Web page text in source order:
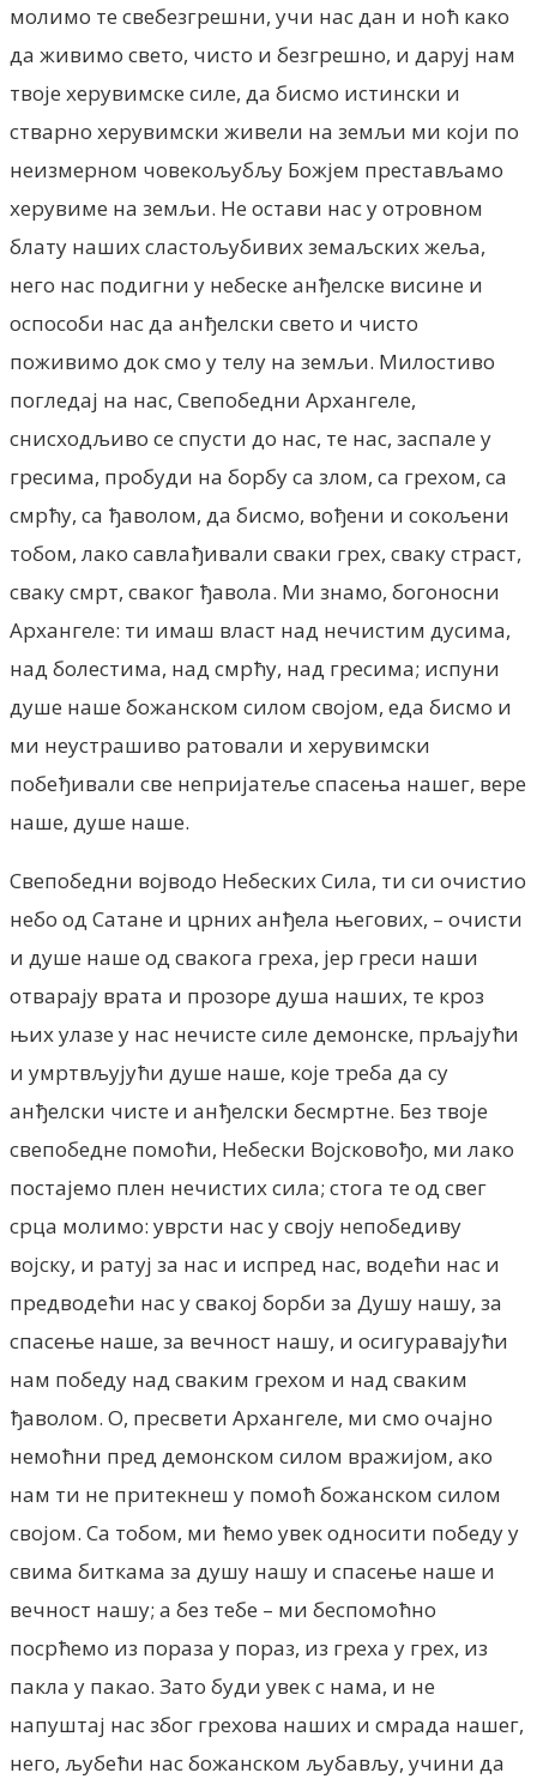
молимо те свебезгрешни, учи нас дан и ноћ како
да живимо свето, чисто и безгрешно, и даруј нам
твоје херувимске силе, да бисмо истински и
стварно херувимски живели на земљи ми који по
неизмерном човекољубљу Божјем престављамо
херувиме на земљи. He остави нас у отровном
блату наших сластољубивих земаљских жеља,
него нас подигни у небеске анђелске висине и
оспособи нас да анђелски свето и чисто
поживимо док смо у телу на земљи. Милостиво
погледај на нас, Свепобедни Архангеле,
снисходљиво се спусти до нас, те нас, заспале у
гресима, пробуди на борбу са злом, са грехом, са
смрћу, са ђаволом, да бисмо, вођени и сокољени
тобом, лако савлађивали сваки грех, сваку страст,
сваку смрт, сваког ђавола. Ми знамо, богоносни
Архангеле: ти имаш власт над нечистим дусима,
над болестима, над смрћу, над гресима; испуни
душе наше божанском силом својом, еда бисмо и
ми неустрашиво ратовали и херувимски
побеђивали све непријатеље спасења нашег, вере
наше, душе наше.
Свепобедни војводо Небеских Сила, ти си очистио
небо од Сатане и црних анђела његових, – очисти
и душе наше од свакога греха, јер греси наши
отварају врата и прозоре душа наших, те кроз
њих улазе у нас нечисте силе демонске, прљајући
и умртвљујући душе наше, које треба да су
анђелски чисте и анђелски бесмртне. Без твоје
свепобедне помоћи, Небески Војсковођо, ми лако
постајемо плен нечистих сила; стога те од свег
срца молимо: уврсти нас у своју непобедиву
војску, и ратуј за нас и испред нас, водећи нас и
предводећи нас у свакој борби за Душу нашу, за
спасење наше, за вечност нашу, и осигуравајући
нам победу над сваким грехом и над сваким
ђаволом. О, пресвети Архангеле, ми смо очајно
немоћни пред демонском силом вражијом, ако
нам ти не притекнеш у помоћ божанском силом
својом. Са тобом, ми ћемо увек односити победу у
свима биткама за душу нашу и спасење наше и
вечност нашу; а без тебе – ми беспомоћно
посрћемо из пораза у пораз, из греха у грех, из
пакла у пакао. Зато буди увек с нама, и не
напуштај нас због грехова наших и смрада нашег,
него, љубећи нас божанском љубављу, учини да